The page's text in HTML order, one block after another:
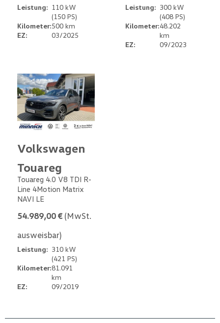
Leistung: 110 kW
(150 PS)
Kilometer:500 km
EZ:
03/2025
Leistung: 300 kW
(408 PS)
Kilometer:48.202
km
EZ:
09/2023
Volkswagen
Touareg
Touareg 4.0 V8 TDI R-
Line 4Motion Matrix
NAVI LE
54.989,00 € (MwSt.
ausweisbar)
Leistung: 310 kW
(421 PS)
Kilometer:81.091
km
EZ:
09/2019